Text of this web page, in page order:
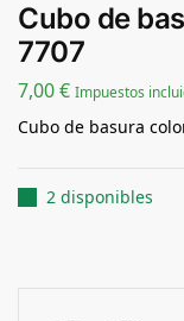
Cubo de
7707
7,00€ Impuestos
Cubo de basura
2 disponibles